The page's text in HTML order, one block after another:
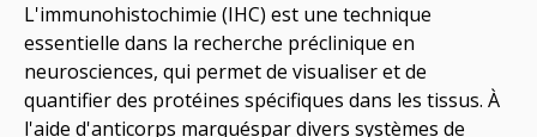
L'immunohistochimie (IHC) est une technique
essentielle dans la recherche préclinique en
neurosciences, qui permet de visualiser et de
quantifier des protéines spécifiques dans les tissus. À
l'aide d'anticorps marquéspar divers systèmes de